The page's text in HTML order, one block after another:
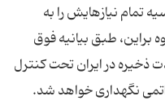
تمام نیازهایش را به
طبق بیانیه فوق
ذخیره در ایران تحت کنترل
اتمی نگهداری خواهد شد.